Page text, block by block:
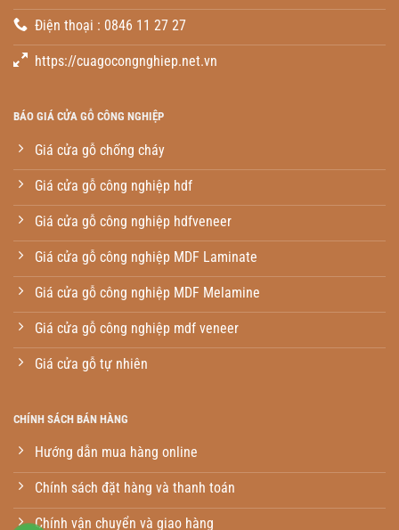
Điện thoại : 0846 11 27 27
https://cuagocongnghiep.net.vn
BÁO GIÁ CỬA GỖ CÔNG NGHIỆP
Giá cửa gỗ chống cháy
Giá cửa gỗ công nghiệp hdf
Giá cửa gỗ công nghiệp hdfveneer
Giá cửa gỗ công nghiệp MDF Laminate
Giá cửa gỗ công nghiệp MDF Melamine
Giá cửa gỗ công nghiệp mdf veneer
Giá cửa gỗ tự nhiên
CHÍNH SÁCH BÁN HÀNG
Hướng dẫn mua hàng online
Chính sách đặt hàng và thanh toán
Chính vận chuyển và giao hàng